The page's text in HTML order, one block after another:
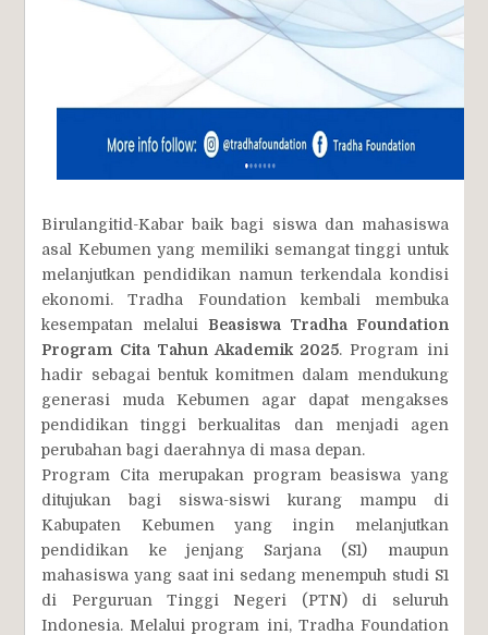
Birulangitid-Kabar baik bagi siswa dan mahasiswa
asal Kebumen yang memiliki semangat tinggi untuk
melanjutkan pendidikan namun terkendala kondisi
ekonomi. Tradha Foundation kembali membuka
kesempatan melalui Beasiswa Tradha Foundation
Program Cita Tahun Akademik 2025. Program ini
hadir sebagai bentuk komitmen dalam mendukung
generasi muda Kebumen agar dapat mengakses
pendidikan tinggi berkualitas dan menjadi agen
perubahan bagi daerahnya di masa depan.
Program Cita merupakan program beasiswa yang
ditujukan bagi siswa-siswi kurang mampu di
Kabupaten Kebumen yang ingin melanjutkan
pendidikan ke jenjang Sarjana (S1) maupun
mahasiswa yang saat ini sedang menempuh studi S1
di Perguruan Tinggi Negeri (PTN) di seluruh
Indonesia. Melalui program ini, Tradha Foundation